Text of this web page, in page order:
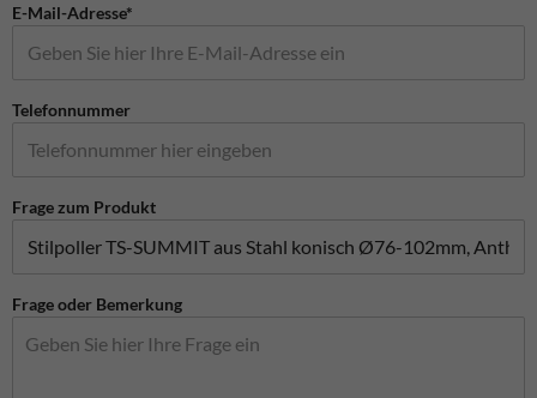
E-Mail-Adresse*
Telefonnummer
Frage zum Produkt
Frage oder Bemerkung